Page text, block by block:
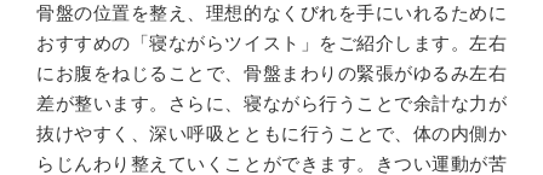
骨盤の位置を整え、理想的なくびれを手にいれるために
おすすめの「寝ながらツイスト」をご紹介します。左右
にお腹をねじることで、骨盤まわりの緊張がゆるみ左右
差が整います。さらに、寝ながら行うことで余計な力が
抜けやすく、深い呼吸とともに行うことで、体の内側か
らじんわり整えていくことができます。きつい運動が苦